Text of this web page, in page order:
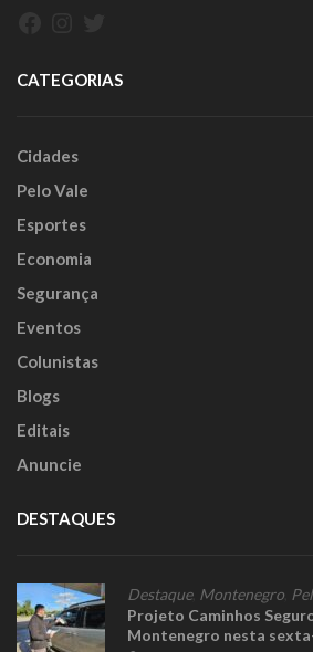
CATEGORIAS
Cidades
Pelo Vale
Esportes
Economia
Segurança
Eventos
Colunistas
Blogs
Editais
Anuncie
DESTAQUES
Destaque, Montenegro
Projeto Caminhos
Montenegro nesta